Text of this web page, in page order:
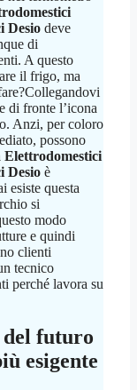
Desio deve
di
A questo
il frigo, ma
di fronte l’icona
Anzi, per coloro
possono
Elettrodomestici
Desio è
esiste questa
si
modo
e quindi
clienti
tecnico
perché lavora su
del futuro
esigente